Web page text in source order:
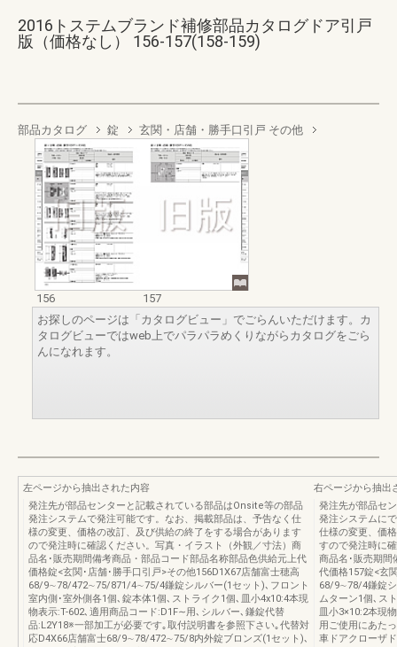
2016トステムブランド補修部品カタログドア引戸
版（価格なし） 156-157(158-159)
部品カタログ 錠 玄関・店舗・勝手口引戸 その他
156
157
お探しのページは「カタログビュー」でごらんいただけます。カ
タログビューではweb上でパラパラめくりながらカタログをごら
んになれます。
左ページから抽出された内容
発注先が部品センターと記載されている部品はOnsite等の部品
発注システムで発注可能です。なお、掲載部品は、予告なく仕
様の変更、価格の改訂、及び供給の終了をする場合があります
ので発注時に確認ください。写真・イラスト（外観／寸法）商
品名･販売期間備考商品・部品コード部品名称部品色供給元上代
価格錠<玄関･店舗･勝手口引戸>その他156D1X67店舗富士穂高
68/9∼78/472∼75/871/4∼75/4鎌錠シルバー(1セット)､フロント
室内側･室外側各1個､錠本体1個､ストライク1個､皿小4x10:4本現
物表示:T-602､適用商品コード:D1F∼用､シルバー､鎌錠代替
品:L2Y18※一部加工が必要です｡取付説明書を参照下さい｡代替対
応D4X66店舗富士68/9∼78/472∼75/8内外錠ブロンズ(1セット)､
右ページから抽出
発注先が部品セ
発注システムに
仕様の変更、価
すので発注時に
商品名･販売期間
代価格157錠<玄
68/9∼78/4鎌錠
ムターン1個､ス
皿小3×10:2本現
用ご使用にあた
車ドアクローザ